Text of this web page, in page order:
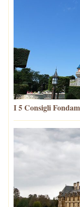
I 5 Consigli